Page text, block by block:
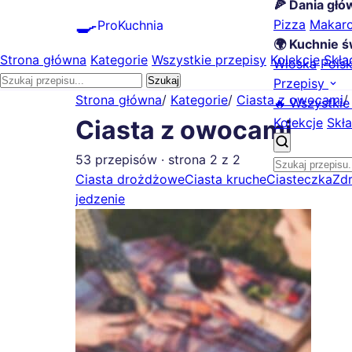
🍳ProKuchnia
🍕 Dania
Pizza
🌍 Kuchnie
Włoska
Przepisy
🔥
Kolekcje
Strona główna Kategorie Wszystkie przepisy Kolekcje
Szukaj
Strona główna/ Kategorie/ Ciasta z owocami/
Ciasta z owocami
53 przepisów · strona 2 z 2
Ciasta drożdżoweCiasta krucheCiasteczka
jedzenie